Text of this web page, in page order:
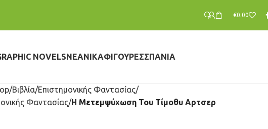
€0.00
NOVELSΝΕΑΝΙΚΆΦΙΓΟΎΡΕΣΣΠΆΝΙΑ
Βιβλία Επιστημονικής Φαντασίας
Φαντασίας Η Μετεμψύχωση Του Τίμοθυ Αρτσερ